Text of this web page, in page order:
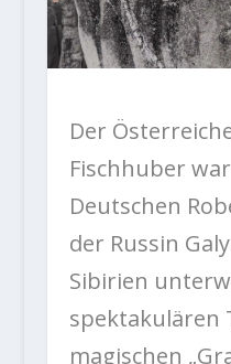
Der
Fischhuber
Deutschen
der Russin
Sibirien
spektakulären
magischen